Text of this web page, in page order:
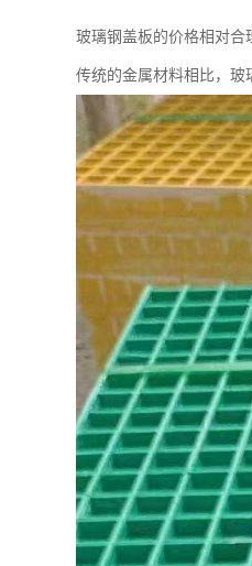
玻璃钢盖板的价格相对合
传统的金属材料相比，玻